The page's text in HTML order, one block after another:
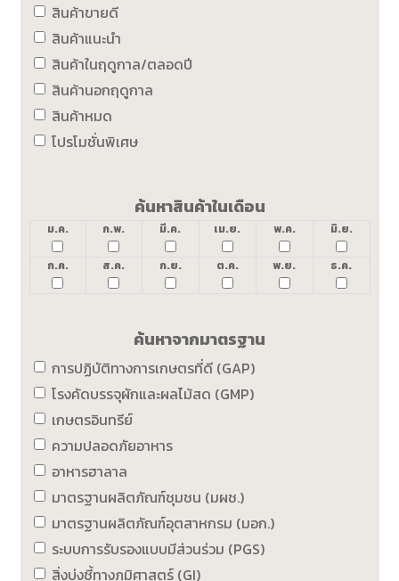
สินค้าขายดี
สินค้าแนะนำ
สินค้าในฤดูกาล/ตลอดปี
สินค้านอกฤดูกาล
สินค้าหมด
โปรโมชั่นพิเศษ
ค้นหาสินค้าในเดือน
ม.ค. ก.พ. มี.ค. เม.ย. พ.ค. มิ.ย.
ก.ค. ส.ค. ก.ย. ต.ค. พ.ย. ธ.ค.
ค้นหาจากมาตรฐาน
การปฏิบัติทางการเกษตรที่ดี (GAP)
โรงคัดบรรจุผักและผลไม้สด (GMP)
เกษตรอินทรีย์
ความปลอดภัยอาหาร
อาหารฮาลาล
มาตรฐานผลิตภัณฑ์ชุมชน (มผช.)
มาตรฐานผลิตภัณฑ์อุตสาหกรม (มอก.)
ระบบการรับรองแบบมีส่วนร่วม (PGS)
สิ่งบ่งชี้ทางภูมิศาสตร์ (GI)